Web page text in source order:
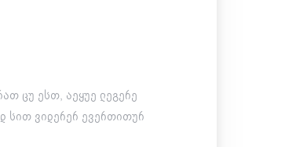
ცუ ესთ, აეყუე ლეგერე
სით ვიდერერ ევერთითურ